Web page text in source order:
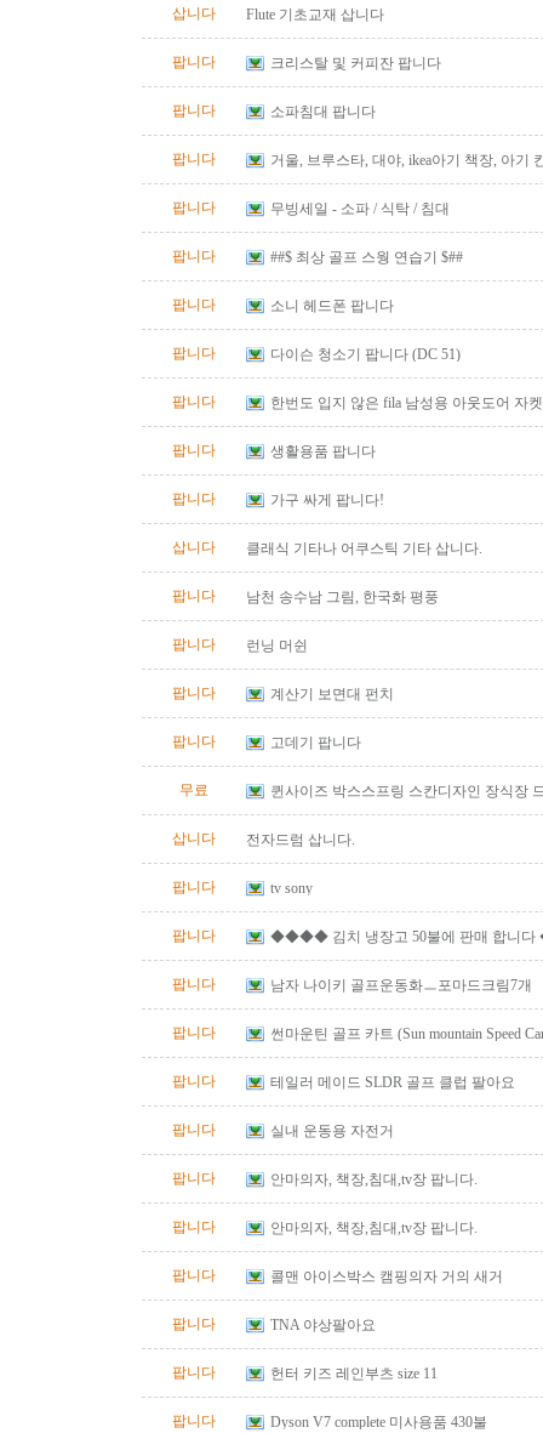
삽니다 Flute 기초교재 삽니다
팝니다 크리스탈 및 커피잔 팝니다
팝니다 소파침대 팝니다
팝니다 거울, 브루스타, 대야, ikea아기 책장, 아기
팝니다 무빙세일 - 소파 / 식탁 / 침대
팝니다 ##$ 최상 골프 스웡 연습기 $##
팝니다 소니 헤드폰 팝니다
팝니다 다이슨 청소기 팝니다 (DC 51)
팝니다
한번도 입지 않은 fila 남성용 아웃도어 자
팝니다
생활용품 팝니다
팝니다 가구 싸게 팝니다!
삽니다 클래식 기타나 어쿠스틱 기타 삽니다.
팝니다 남천 송수남 그림, 한국화 평풍
팝니다 런닝 머쉰
팝니다 계산기 보면대 펀치
팝니다 고데기 팝니다
무료 퀸사이즈 박스스프링 스칸디자인 장식장
삽니다 전자드럼 삽니다.
팝니다 tv sony
팝니다 ◆◆◆◆ 김치 냉장고 50불에 판매 합니
팝니다 남자 나이키 골프운동화ㅡ포마드크림7개
팝니다 썬마운틴 골프 카트 (Sun mountain Speed
팝니다 테일러 메이드 SLDR 골프 클럽 팔아요
팝니다 실내 운동용 자전거
팝니다 안마의자, 책장,침대,tv장 팝니다.
팝니다 안마의자, 책장,침대,tv장 팝니다.
팝니다 콜맨 아이스박스 캠핑의자 거의 새거
팝니다 TNA 야상팔아요
팝니다 헌터 키즈 레인부츠 size 11
팝니다 Dyson V7 complete 미사용품 430불